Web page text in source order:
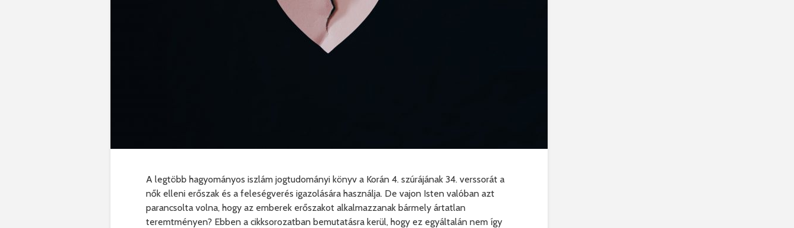
A legtöbb hagyományos iszlám jogtudományi könyv a Korán 4. szúrájának 34. verssorát a
nők elleni erőszak és a feleségverés igazolására használja. De vajon Isten valóban azt
parancsolta volna, hogy az emberek erőszakot alkalmazzanak bármely ártatlan
teremtményen? Ebben a cikksorozatban bemutatásra kerül, hogy ez egyáltalán nem így